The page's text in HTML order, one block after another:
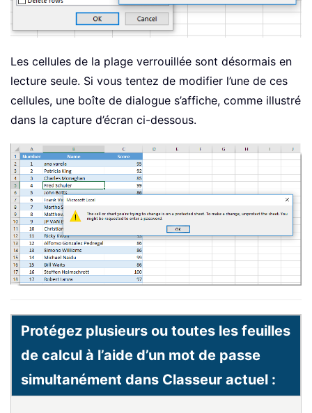
Les cellules de la plage verrouillée sont désormais en
lecture seule. Si vous tentez de modifier l’une de ces
cellules, une boîte de dialogue s’affiche, comme illustré
dans la capture d’écran ci-dessous.
Protégez plusieurs ou toutes les feuilles
de calcul à l’aide d’un mot de passe
simultanément dans Classeur actuel :